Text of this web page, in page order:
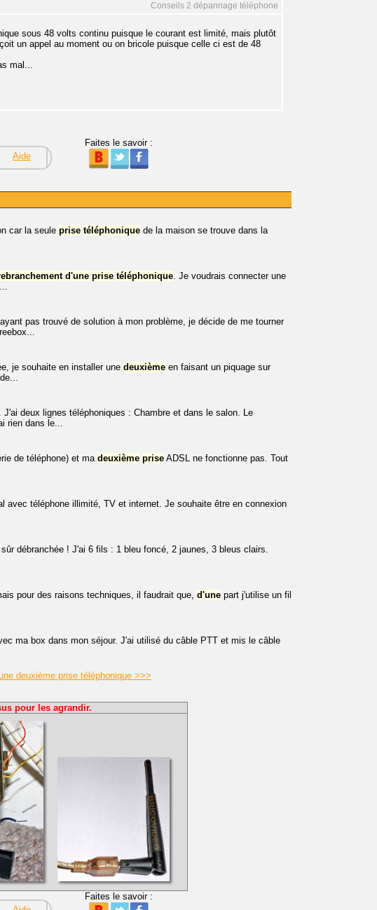
Conseils 2 dépannage téléphone
sous 48 volts continu puisque le courant est limité, mais plutôt
un appel au moment ou on bricole puisque celle ci est de 48
mal...
Aide
Faites le savoir :
car la seule prise téléphonique de la maison se trouve dans la
d'une prise téléphonique. Je voudrais connecter une
pas trouvé de solution à mon problème, je décide de me tourner
je souhaite en installer une deuxième en faisant un piquage sur
deux lignes téléphoniques : Chambre et dans le salon. Le
rien dans le...
de téléphone) et ma deuxième prise ADSL ne fonctionne pas. Tout
avec téléphone illimité, TV et internet. Je souhaite être en connexion
débranchée ! J'ai 6 fils : 1 bleu foncé, 2 jaunes, 3 bleus clairs.
pour des raisons techniques, il faudrait que, d'une part j'utilise un fil
ma box dans mon séjour. J'ai utilisé du câble PTT et mis le câble
deuxième prise téléphonique >>>
pour les agrandir.
Faites le savoir :